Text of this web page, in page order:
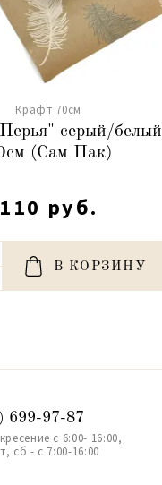
Крафт 70см
серый/белый
(Сам Пак)
110 руб.
В КОРЗИНУ
699-97-87
с 6:00- 16:00,
сб - с 7:00-16:00